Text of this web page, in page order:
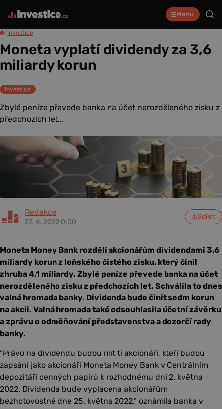
Menu
/Investice
Moneta vyplatí dividendy za 3,6
miliardy korun
Investice
Zbylé peníze převede banka na účet nerozděleného zisku z
předchozích let...
Redakce
27. 4. 2022 0:00
Sdílet
Moneta Money Bank rozdělí akcionářům dividendami 3,6
miliardy korun z loňského čistého zisku, který činil
zhruba 4,1 miliardy. Zbylé peníze převede banka na účet
nerozděleného zisku z předchozích let. Schválila to dnes
valná hromada banky. Dividenda bude činit sedm korun
na akcii. Valná hromada také odsouhlasila účetní závěrku
a zprávu o odměňování představenstva a dozorčí rady
banky.
"Právo na dividendu budou mít ti akcionáři, kteří budou
zapsáni jako akcionáři Moneta Money Bank v Centrálním
depozitáři cenných papírů k rozhodnému dni 2. května
2022. Dividenda bude vyplacena akcionářům
bezhotovostně dne 25. května 2022," oznámila banka v